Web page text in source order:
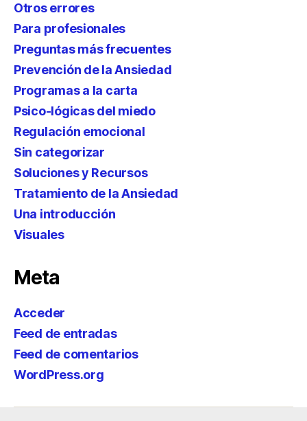
Otros errores
Para profesionales
Preguntas más frecuentes
Prevención de la Ansiedad
Programas a la carta
Psico-lógicas del miedo
Regulación emocional
Sin categorizar
Soluciones y Recursos
Tratamiento de la Ansiedad
Una introducción
Visuales
Meta
Acceder
Feed de entradas
Feed de comentarios
WordPress.org